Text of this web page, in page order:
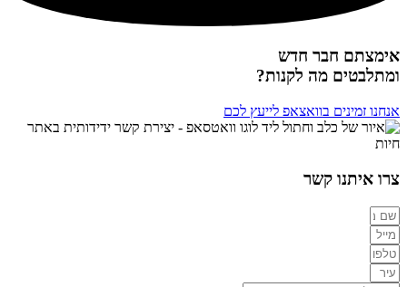
אימצתם חבר חדש
ומתלבטים מה לקנות?
אנחנו זמינים בוואצאפ לייעץ לכם
צרו איתנו קשר